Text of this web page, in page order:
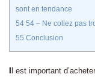
sont en tendance
54 54 – Ne collez pas
55 Conclusion
l est important